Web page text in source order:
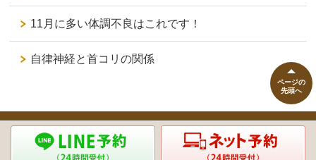
11月に多い体調不良はこれです！
自律神経と首コリの関係
ページの
先頭へ